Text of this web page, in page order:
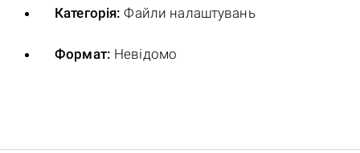
Категорія: Файли налаштувань
Формат: Невідомо